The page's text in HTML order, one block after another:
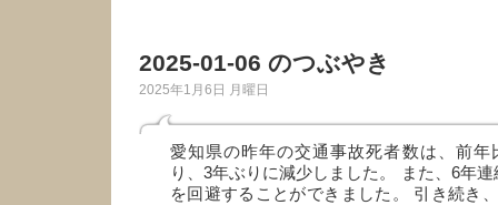
2025-01-06 のつぶやき
2025年1月6日 月曜日
愛知県の昨年の交通事故死者数は、前年
り、3年ぶりに減少しました。 また、6年
を回避することができました。 引き続き